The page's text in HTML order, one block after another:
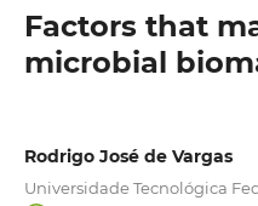
Factors that
microbial
Rodrigo José de Vargas
Universidade Tecnológica